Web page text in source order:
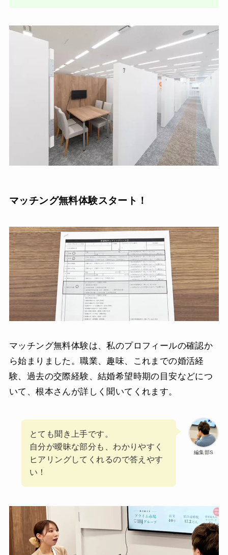
マッチング無料体験スタート！
マッチング無料体験は、私のプロフィールの確認か
ら始まりました。職業、趣味、これまでの婚活経
験、過去の交際経験、結婚希望時期の目安などにつ
いて、根本さんが詳しく聞いてくれます。
編集部S
とても聞き上手です。
自分が曖昧な部分も、わかりやすく
ヒアリングしてくれるので答えやす
い！